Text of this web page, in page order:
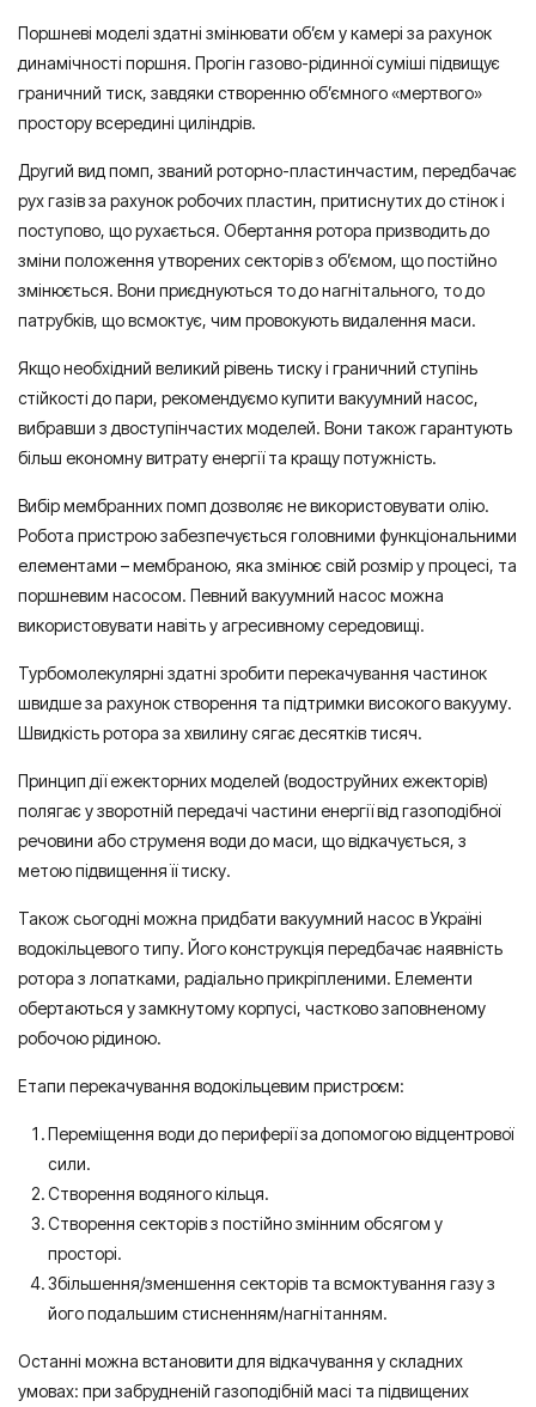
Поршневі моделі здатні змінювати об’єм у камері за рахунок
динамічності поршня. Прогін газово-рідинної суміші підвищує
граничний тиск, завдяки створенню об’ємного «мертвого»
простору всередині циліндрів.
Другий вид помп, званий роторно-пластинчастим, передбачає
рух газів за рахунок робочих пластин, притиснутих до стінок і
поступово, що рухається. Обертання ротора призводить до
зміни положення утворених секторів з об’ємом, що постійно
змінюється. Вони приєднуються то до нагнітального, то до
патрубків, що всмоктує, чим провокують видалення маси.
Якщо необхідний великий рівень тиску і граничний ступінь
стійкості до пари, рекомендуємо купити вакуумний насос,
вибравши з двоступінчастих моделей. Вони також гарантують
більш економну витрату енергії та кращу потужність.
Вибір мембранних помп дозволяє не використовувати олію.
Робота пристрою забезпечується головними функціональними
елементами – мембраною, яка змінює свій розмір у процесі, та
поршневим насосом. Певний вакуумний насос можна
використовувати навіть у агресивному середовищі.
Турбомолекулярні здатні зробити перекачування частинок
швидше за рахунок створення та підтримки високого вакууму.
Швидкість ротора за хвилину сягає десятків тисяч.
Принцип дії ежекторних моделей (водоструйних ежекторів)
полягає у зворотній передачі частини енергії від газоподібної
речовини або струменя води до маси, що відкачується, з
метою підвищення її тиску.
Також сьогодні можна придбати вакуумний насос в Україні
водокільцевого типу. Його конструкція передбачає наявність
ротора з лопатками, радіально прикріпленими. Елементи
обертаються у замкнутому корпусі, частково заповненому
робочою рідиною.
Етапи перекачування водокільцевим пристроєм:
Переміщення води до периферії за допомогою відцентрової
сили.
Створення водяного кільця.
Створення секторів з постійно змінним обсягом у
просторі.
Збільшення/зменшення секторів та всмоктування газу з
його подальшим стисненням/нагнітанням.
Останні можна встановити для відкачування у складних
умовах: при забрудненій газоподібній масі та підвищених